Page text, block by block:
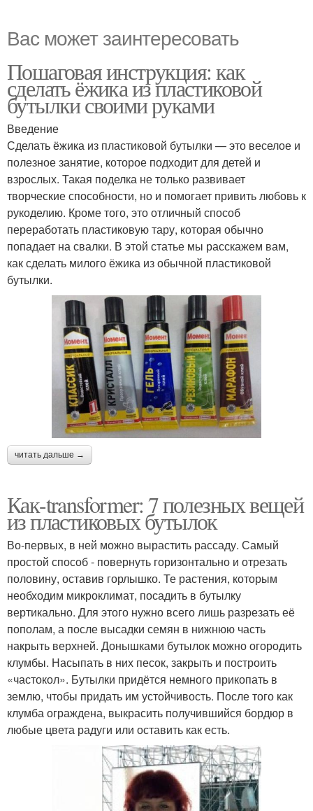
Вас может заинтересовать
Пошаговая инструкция: как
сделать ёжика из пластиковой
бутылки своими руками
Введение
Сделать ёжика из пластиковой бутылки — это веселое и
полезное занятие, которое подходит для детей и
взрослых. Такая поделка не только развивает
творческие способности, но и помогает привить любовь к
рукоделию. Кроме того, это отличный способ
переработать пластиковую тару, которая обычно
попадает на свалки. В этой статье мы расскажем вам,
как сделать милого ёжика из обычной пластиковой
бутылки.
читать дальше →
Как-transformer: 7 полезных вещей
из пластиковых бутылок
Во-первых, в ней можно вырастить рассаду. Самый
простой способ - повернуть горизонтально и отрезать
половину, оставив горлышко. Те растения, которым
необходим микроклимат, посадить в бутылку
вертикально. Для этого нужно всего лишь разрезать её
пополам, а после высадки семян в нижнюю часть
накрыть верхней. Донышками бутылок можно огородить
клумбы. Насыпать в них песок, закрыть и построить
«частокол». Бутылки придётся немного прикопать в
землю, чтобы придать им устойчивость. После того как
клумба ограждена, выкрасить получившийся бордюр в
любые цвета радуги или оставить как есть.